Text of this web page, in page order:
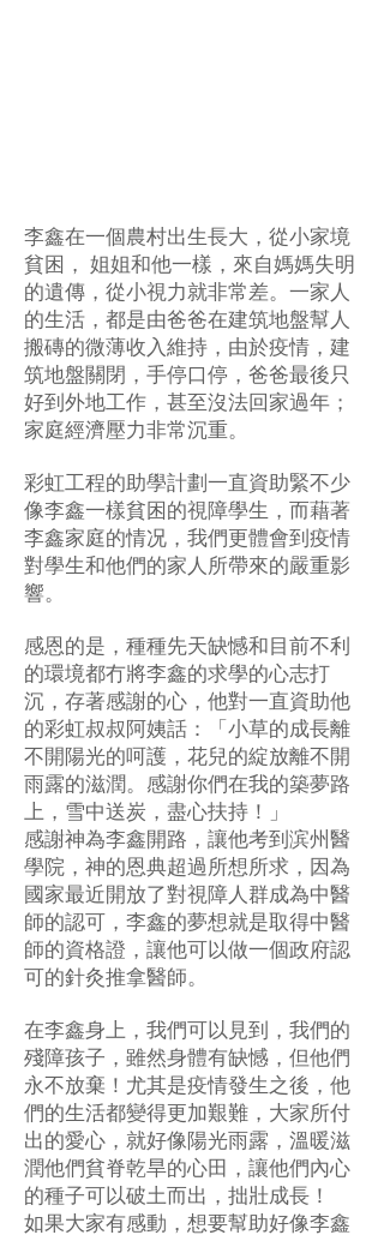
李鑫在一個農村出生長大，從小家境
貧困， 姐姐和他一樣，來自媽媽失明
的遺傳，從小視力就非常差。一家人
的生活，都是由爸爸在建筑地盤幫人
搬磚的微薄收入維持，由於疫情，建
筑地盤關閉，手停口停，爸爸最後只
好到外地工作，甚至沒法回家過年；
家庭經濟壓力非常沉重。
彩虹工程的助學計劃一直資助緊不少
像李鑫一樣貧困的視障學生，而藉著
李鑫家庭的情况，我們更體會到疫情
對學生和他們的家人所帶來的嚴重影
響。
感恩的是，種種先天缺憾和目前不利
的環境都冇將李鑫的求學的心志打
沉，存著感謝的心，他對一直資助他
的彩虹叔叔阿姨話：「小草的成長離
不開陽光的呵護，花兒的綻放離不開
雨露的滋潤。感謝你們在我的築夢路
上，雪中送炭，盡心扶持！」
感謝神為李鑫開路，讓他考到滨州醫
學院，神的恩典超過所想所求，因為
國家最近開放了對視障人群成為中醫
師的認可，李鑫的夢想就是取得中醫
師的資格證，讓他可以做一個政府認
可的針灸推拿醫師。
在李鑫身上，我們可以見到，我們的
殘障孩子，雖然身體有缺憾，但他們
永不放棄！尤其是疫情發生之後，他
們的生活都變得更加艱難，大家所付
出的愛心，就好像陽光雨露，溫暖滋
潤他們貧脊乾旱的心田，讓他們內心
的種子可以破土而出，拙壯成長！
如果大家有感動，想要幫助好像李鑫